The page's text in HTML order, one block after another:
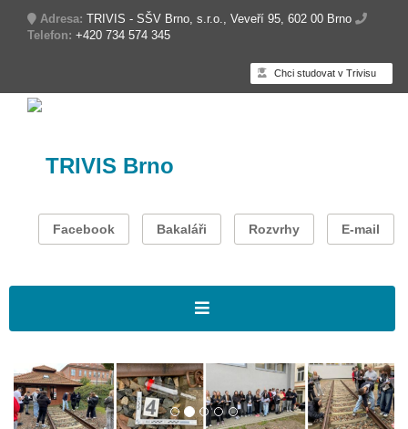
Adresa: TRIVIS - SŠV Brno, s.r.o., Veveří 95, 602 00 Brno
Telefon: +420 734 574 345
Chci studovat v Trivisu
TRIVIS Brno
Facebook Bakaláři Rozvrhy E-mail